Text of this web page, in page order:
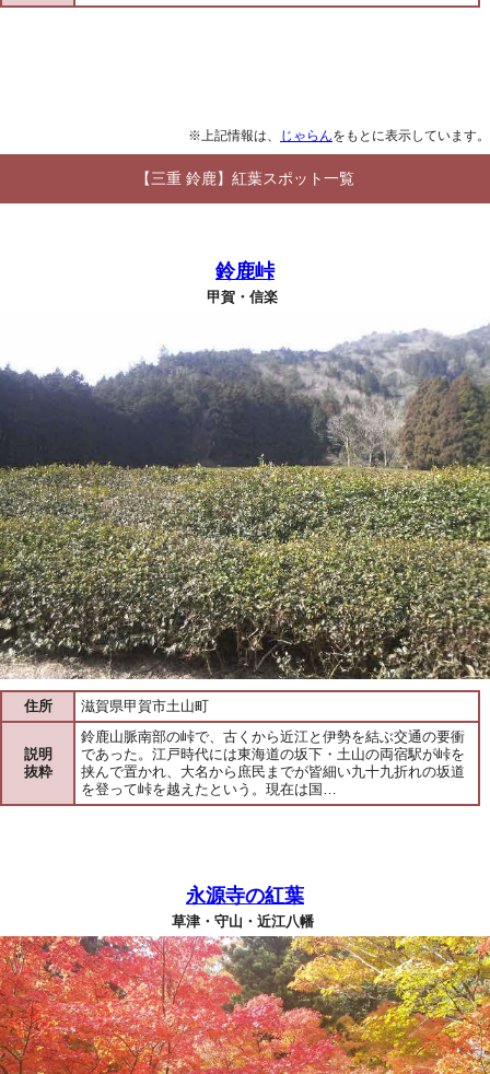
※上記情報は、 じゃらんをもとに表示しています。
【三重 鈴鹿】紅葉スポット一覧
鈴鹿峠
甲賀・信楽
住所 滋賀県甲賀市土山町
説明
抜粋
鈴鹿山脈南部の峠で、古くから近江と伊勢を結ぶ交通の要衝
であった。江戸時代には東海道の坂下・土山の両宿駅が峠を
挟んで置かれ、大名から庶民までが皆細い九十九折れの坂道
を登って峠を越えたという。現在は国…
永源寺の紅葉
草津・守山・近江八幡